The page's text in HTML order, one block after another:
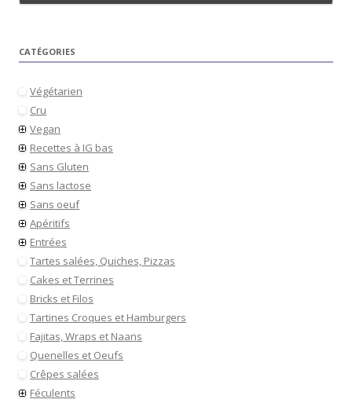
CATÉGORIES
Végétarien
Cru
Vegan
Recettes à IG bas
Sans Gluten
Sans lactose
Sans oeuf
Apéritifs
Entrées
Tartes salées, Quiches, Pizzas
Cakes et Terrines
Bricks et Filos
Tartines Croques et Hamburgers
Fajitas, Wraps et Naans
Quenelles et Oeufs
Crêpes salées
Féculents